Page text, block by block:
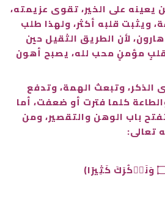
يعينه على الخير، تقوى عزيمته،
ويثبت قلبه أكثر، ولهذا طلب
لأن الطريق الثقيل حين
مؤمنٍ محب لله، يصبح أهون
الذكر، وتبعث الهمة، وتدفع
كلما فترت أو ضعفت، أما
باب الوهن والتقصير، ومن
تعالى: